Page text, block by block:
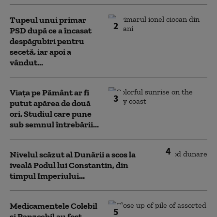
2
Tupeul unui primar
PSD după ce a încasat
despăgubiri pentru
secetă, iar apoi a
vândut...
3
Viața pe Pământ ar fi
putut apărea de două
ori. Studiul care pune
sub semnul întrebării...
4
Nivelul scăzut al Dunării a scos la
iveală Podul lui Constantin, din
timpul Imperiului...
5
Medicamentele Colebil